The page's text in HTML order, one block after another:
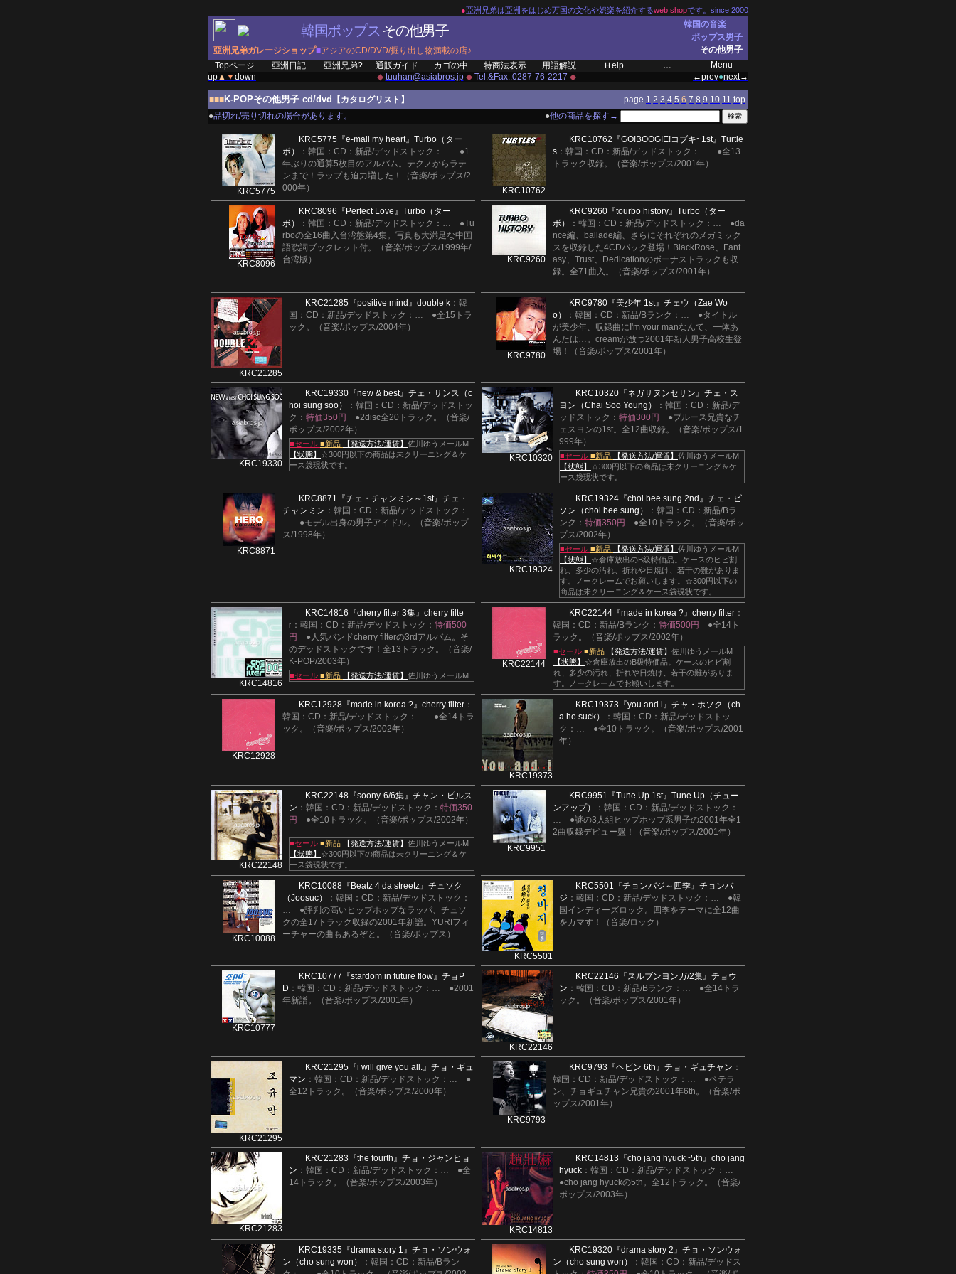
●亞洲兄弟は亞洲をはじめ万国の文化や娯楽を紹介するweb shopです。since 2000
韓国の音楽
ポップス男子
その他男子
韓国ポップス その他男子
亞洲兄弟ガレージショップ■アジアのCD/DVD/掘り出し物満載の店♪
Topページ
亞洲日記 亞洲兄弟? 通販ガイド カゴの中 特商法表示 用語解説 Ｈelp …
Menu
up▲ ▼down ◆ tuuhan@asiabros.jp ◆ Tel.&Fax.:0287-76-2217 ◆ ←prev●next→
■■■K-POPその他男子 cd/dvd 【カタログリスト】 page 1 2 3 4 5 6 7 8 9 10 11 top
●品切れ/売り切れの場合があります。 ●他の商品を探す→
KRC5775
KRC5775 『e-mail my heart』 Turbo（ター
ボ）
：韓国：CD：新品/デッドストック： … ●1
年ぶりの通算5枚目のアルバム。テクノからラテ
ンまで！ラップも迫力増した！（音楽/ポップス/2
000年）
KRC10762
KRC10762 『GO!BOOGIE!コブキ~1st』 Turtle
s ：韓国：CD：新品/デッドストック： … ●全13
トラック収録。（音楽/ポップス/2001年）
KRC8096
KRC8096 『Perfect Love』 Turbo（ター
ボ）
：韓国：CD：新品/デッドストック： … ●Tu
rboの全16曲入台湾盤第4集。写真も大満足な中国
語歌詞ブックレット付。（音楽/ポップス/1999年/
台湾版）
KRC9260
KRC9260 『tourbo history』 Turbo（ター
ボ）
：韓国：CD：新品/デッドストック： … ●da
nce編、ballade編、さらにそれぞれのメガミック
スを収録した4CDパック登場！BlackRose、Fant
asy、Trust、Dedicationのボーナストラックも収
録。全71曲入。（音楽/ポップス/2001年）
KRC21285
KRC21285 『positive mind』 double k ：韓
国：CD：新品/デッドストック： … ●全15トラ
ック。（音楽/ポップス/2004年）
KRC9780
KRC9780 『美少年 1st』 チェウ（Zae Wo
o）
：韓国：CD：新品/Bランク： … ●タイトル
が美少年、収録曲にI'm your manなんて、一体あ
んたは…。creamが放つ2001年新人男子高校生登
場！（音楽/ポップス/2001年）
KRC19330
KRC19330 『new & best』 チェ・サンス（c
hoi sung soo）
：韓国：CD：新品/デッドストッ
ク： 特価350円
●2disc全20トラック。（音楽/
ポップス/2002年）
■セール ■新品 【発送方法/運賃】 佐川ゆうメールM
【状態】 ☆300円以下の商品は未クリーニング＆ケ
ース袋現状です。
KRC10320
KRC10320 『ネガサヌンセサン』 チェ・ス
ヨン（Chai Soo Young）
：韓国：CD：新品/デ
ッドストック： 特価300円
●ブルース兄貴なチ
ェスヨンの1st。全12曲収録。（音楽/ポップス/1
999年）
■セール ■新品 【発送方法/運賃】 佐川ゆうメールM
【状態】 ☆300円以下の商品は未クリーニング＆ケ
ース袋現状です。
KRC8871
KRC8871 『チェ・チャンミン～1st』 チェ・
チャンミン ：韓国：CD：新品/デッドストック：
… ●モデル出身の男子アイドル。（音楽/ポップ
ス/1998年）
KRC19324
KRC19324 『choi bee sung 2nd』 チェ・ビ
ソン（choi bee sung）
：韓国：CD：新品/Bラ
ンク： 特価350円
●全10トラック。（音楽/ポッ
プス/2002年）
■セール ■新品 【発送方法/運賃】 佐川ゆうメールM
【状態】 ☆倉庫放出のB級特価品。ケースのヒビ割
れ、多少の汚れ、折れや日焼け、若干の難がありま
す。ノークレームでお願いします。☆300円以下の
商品は未クリーニング＆ケース袋現状です。
KRC14816
KRC14816 『cherry filter 3集』 cherry filte
r ：韓国：CD：新品/デッドストック： 特価500
円
●人気バンドcherry filterの3rdアルバム。そ
のデッドストックです！全13トラック。（音楽/
K-POP/2003年）
■セール ■新品 【発送方法/運賃】 佐川ゆうメールM
KRC22144
KRC22144 『made in korea ?』 cherry filter ：
韓国：CD：新品/Bランク： 特価500円
●全14ト
ラック。（音楽/ポップス/2002年）
■セール ■新品 【発送方法/運賃】 佐川ゆうメールM
【状態】 ☆倉庫放出のB級特価品。ケースのヒビ割
れ、多少の汚れ、折れや日焼け、若干の難がありま
す。ノークレームでお願いします。
KRC12928
KRC12928 『made in korea ?』 cherry filter ：
韓国：CD：新品/デッドストック： … ●全14トラ
ック。（音楽/ポップス/2002年）
KRC19373
KRC19373 『you and i』 チャ・ホソク（ch
a ho suck）
：韓国：CD：新品/デッドストッ
ク： … ●全10トラック。（音楽/ポップス/2001
年）
KRC22148
KRC22148 『soony-6/6集』 チャン・ピルス
ン ：韓国：CD：新品/デッドストック： 特価350
円
●全10トラック。（音楽/ポップス/2002年）
■セール ■新品 【発送方法/運賃】 佐川ゆうメールM
【状態】 ☆300円以下の商品は未クリーニング＆ケ
ース袋現状です。
KRC9951
KRC9951 『Tune Up 1st』 Tune Up（チュー
ンアップ）
：韓国：CD：新品/デッドストック：
… ●謎の3人組ヒップホップ系男子の2001年全1
2曲収録デビュー盤！（音楽/ポップス/2001年）
KRC10088
KRC10088 『Beatz 4 da streetz』 チュソク
（Joosuc）
：韓国：CD：新品/デッドストック：
… ●評判の高いヒップホップなラッパ、チュソ
クの全17トラック収録の2001年新譜。YURIフィ
ーチャーの曲もあるぞと。（音楽/ポップス）
KRC5501
KRC5501 『チョンバジ～四季』 チョンバ
ジ ：韓国：CD：新品/デッドストック： … ●韓
国インディーズロック。四季をテーマに全12曲
をカマす！（音楽/ロック）
KRC10777
KRC10777 『stardom in future flow』 チョP
D ：韓国：CD：新品/デッドストック： … ●2001
年新譜。（音楽/ポップス/2001年）
KRC22146
KRC22146 『スルブンヨンガ/2集』 チョウ
ン ：韓国：CD：新品/Bランク： … ●全14トラ
ック。（音楽/ポップス/2001年）
KRC21295
KRC21295 『i will give you all.』 チョ・ギュ
マン ：韓国：CD：新品/デッドストック： … ●
全12トラック。（音楽/ポップス/2000年）
KRC9793
KRC9793 『ヘビン 6th』 チョ・ギュチャン ：
韓国：CD：新品/デッドストック： … ●ベテラ
ン、チョギュチャン兄貴の2001年6th。（音楽/ポ
ップス/2001年）
KRC21283
KRC21283 『the fourth』 チョ・ジャンヒョ
ン ：韓国：CD：新品/デッドストック： … ●全
14トラック。（音楽/ポップス/2003年）
KRC14813
KRC14813 『cho jang hyuck~5th』 cho jang
hyuck ：韓国：CD：新品/デッドストック： …
●cho jang hyuckの5th。全12トラック。（音楽/
ポップス/2003年）
KRC19335 『drama story 1』 チョ・ソンウォ
ン（cho sung won）
：韓国：CD：新品/Bラン
KRC19320 『drama story 2』 チョ・ソンウォ
ン（cho sung won）
：韓国：CD：新品/デッドス